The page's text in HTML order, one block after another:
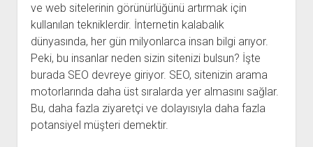
ve web sitelerinin görünürlüğünü artırmak için
kullanılan tekniklerdir. İnternetin kalabalık
dünyasında, her gün milyonlarca insan bilgi arıyor.
Peki, bu insanlar neden sizin sitenizi bulsun? İşte
burada SEO devreye giriyor. SEO, sitenizin arama
motorlarında daha üst sıralarda yer almasını sağlar.
Bu, daha fazla ziyaretçi ve dolayısıyla daha fazla
potansiyel müşteri demektir.